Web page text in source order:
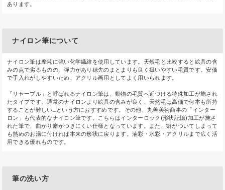
あります。
ナイロン筆について
ナイロン筆は摩耗に強い化学繊維を使用しています。天然毛と比較すると絵具の含
みの点で劣るものの、弾力があり穂先のまとまりも良く扱いやすい毛質です。安価
で手入れがしやすいため、アクリル画用としてよく用いられます。
「リセーブル」と呼ばれるナイロン筆は、動物の毛質へ近づける特殊加工が施され
たタイプです。通常のナイロンより絵具の含みが良く、天然毛は高価で何本も所持
することが難しい…という方におすすめです。その他、丸善美術商事の「インター
ロン」も代表的なナイロン筆です。こちらはインターロック(形状記憶)加工が施さ
れた筆で、曲がり癖がつきにくい仕様となっています。また、癖がついてしまって
も熱めのお湯に付ければ本来の形状に戻ります。油彩・水彩・アクリルまで広く活
用できる優れものです。
筆の洗い方